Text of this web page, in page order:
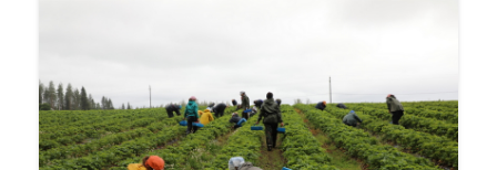
Puutarhayritysten määrä oli 3 337 ja niillä oli
viljelyksessään vajaa 20 000 hehtaaria peltoa ja
390 hehtaaria kasvihuoneita. Satovuosi oli
monella tavalla poikkeuksellinen, sillä erityisesti